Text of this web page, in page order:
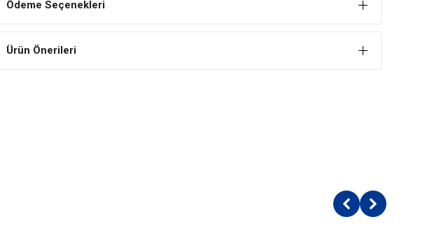
Ödeme Seçenekleri
Ürün Önerileri